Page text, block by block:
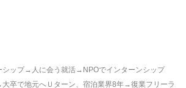
シップ→人に会う就活→NPOでインターンシップ
卒で地元へＵターン、宿泊業界8年→復業フリーラ